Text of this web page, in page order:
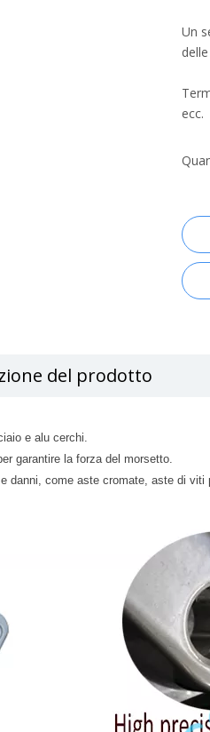
Un
ecc.
del prodotto
e alu cerchi.
garantire la forza del morsetto.
danni, come aste cromate, aste di